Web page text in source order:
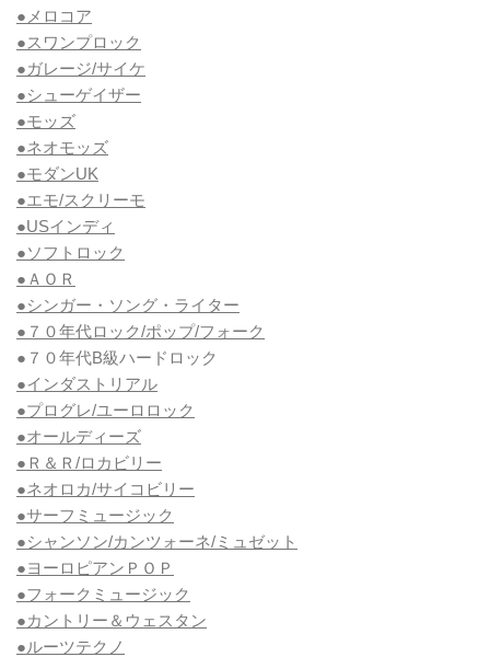
●メロコア
●スワンプロック
●ガレージ/サイケ
●シューゲイザー
●モッズ
●ネオモッズ
●モダンUK
●エモ/スクリーモ
●USインディ
●ソフトロック
●ＡＯＲ
●シンガー・ソング・ライター
●７０年代ロック/ポップ/フォーク
●７０年代B級ハードロック
●インダストリアル
●プログレ/ユーロロック
●オールディーズ
●Ｒ＆Ｒ/ロカビリー
●ネオロカ/サイコビリー
●サーフミュージック
●シャンソン/カンツォーネ/ミュゼット
●ヨーロピアンＰＯＰ
●フォークミュージック
●カントリー＆ウェスタン
●ルーツテクノ